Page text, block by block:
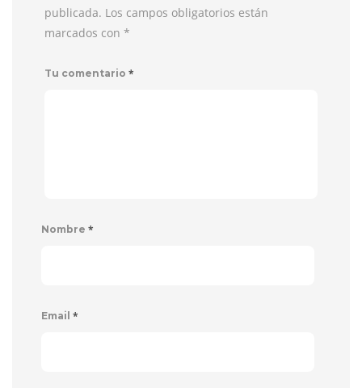
publicada. Los campos obligatorios están
marcados con *
Tu comentario *
Nombre *
Email *